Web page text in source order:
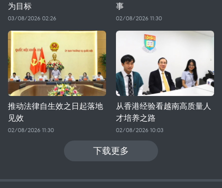
为目标
03/08/2026 02:26
事
02/08/2026 11:30
推动法律自生效之日起落地
见效
02/08/2026 11:30
从香港经验看越南高质量人
才培养之路
02/08/2026 10:03
下载更多